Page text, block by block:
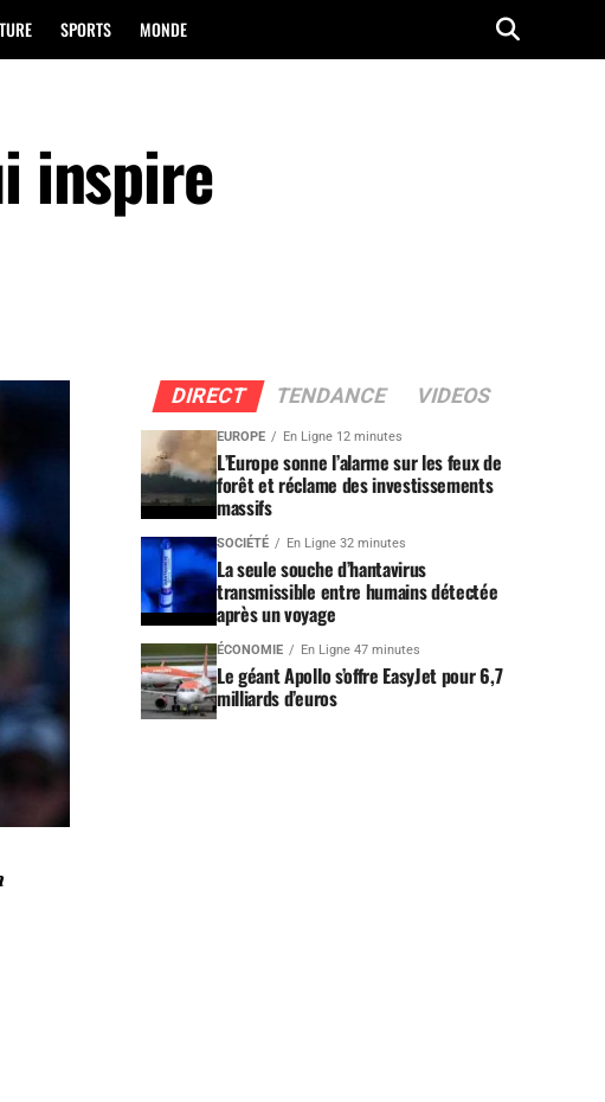
SPORTS MONDE
inspire
DIRECT TENDANCE VIDEOS
EUROPE En Ligne 12 minutes
L’Europe sonne l’alarme sur les feux de
forêt et réclame des investissements
massifs
SOCIÉTÉ En Ligne 32 minutes
La seule souche d’hantavirus
transmissible entre humains détectée
après un voyage
ÉCONOMIE En Ligne 47 minutes
Le géant Apollo s’offre EasyJet pour 6,7
milliards d’euros